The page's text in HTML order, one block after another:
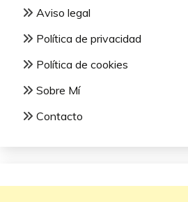
Aviso legal
Política de privacidad
Política de cookies
Sobre Mí
Contacto